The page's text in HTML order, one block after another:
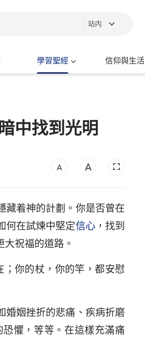
站内
學習聖經 信仰與生活
中找到光明
藏着神的計劃。你是否曾在
何在試煉中堅定信心，找到
祝福的道路。
你的杖，你的竿，都安慰
婚姻挫折的悲痛、疾病折磨
懼，等等。在這樣充滿痛